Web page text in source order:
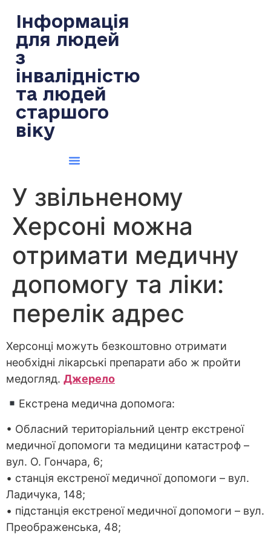
Інформація
для людей
з
інвалідністю
та людей
старшого
віку
У звільненому
Херсоні можна
отримати медичну
допомогу та ліки:
перелік адрес
Херсонці можуть безкоштовно отримати
необхідні лікарські препарати або ж пройти
медогляд. Джерело
Екстрена медична допомога:
• Обласний територіальний центр екстреної
медичної допомоги та медицини катастроф –
вул. О. Гончара, 6;
• станція екстреної медичної допомоги – вул.
Ладичука, 148;
• підстанція екстреної медичної допомоги – вул.
Преображенська, 48;